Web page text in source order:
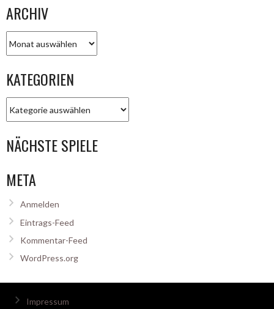
ARCHIV
KATEGORIEN
NÄCHSTE SPIELE
META
Anmelden
Eintrags-Feed
Kommentar-Feed
WordPress.org
Impressum